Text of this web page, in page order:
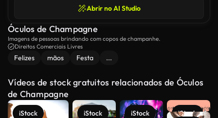
Abrir no AI Studio
Óculos de Champagne
Imagens de pessoas brindando com copos de champanhe.
Direitos Comerciais Livres
Felizes mãos Festa ...
Vídeos de stock gratuitos relacionados de Óculos
de Champagne
iStock iStock iStock
iStock